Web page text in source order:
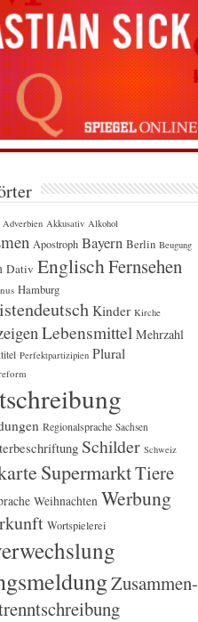
Adverbien Akkusativ Alkohol
Apostroph Bayern Berlin Beugung
Dativ EnglischFernsehen
Hamburg
Kinder Kirche
Lebensmittel Mehrzahl
Perfektpartizipien Plural
Regionalsprache Sachsen
Schilder Schweiz
SupermarktTiere
Weihnachten Werbung
Wortspielerei
Zusammen-